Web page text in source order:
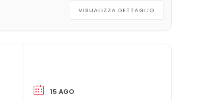
VISUALIZZA DETTAGLIO
15 AGO